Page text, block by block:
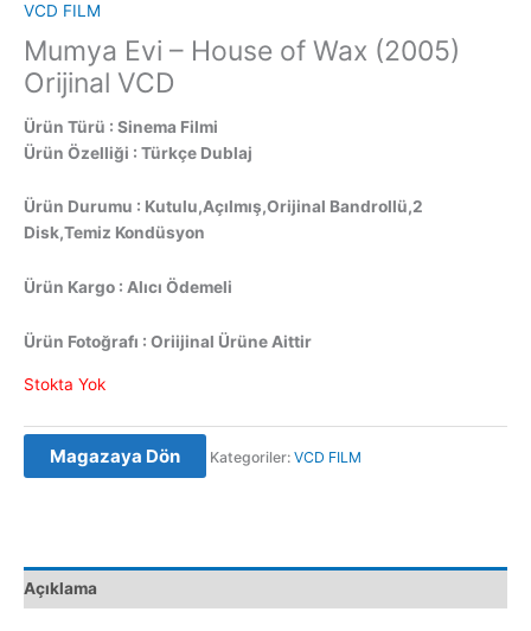
VCD FILM
Mumya Evi – House of Wax (2005)
Orijinal VCD
Ürün Türü : Sinema Filmi
Ürün Özelliği : Türkçe Dublaj
Ürün Durumu : Kutulu,Açılmış,Orijinal Bandrollü,2
Disk,Temiz Kondüsyon
Ürün Kargo : Alıcı Ödemeli
Ürün Fotoğrafı : Oriijinal Ürüne Aittir
Stokta Yok
Magazaya Dön Kategoriler: VCD FILM
Açıklama